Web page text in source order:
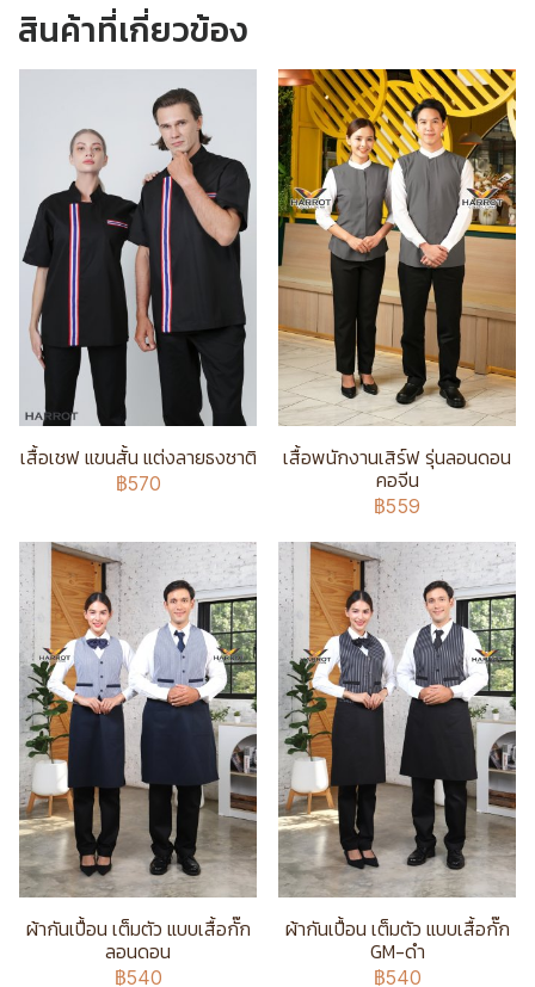
สินค้าที่เกี่ยวข้อง
เสื้อเชฟ แขนสั้น แต่งลายธงชาติ
฿570
เสื้อพนักงานเสิร์ฟ รุ่นลอนดอน
คอจีน
฿559
ผ้ากันเปื้อน เต็มตัว แบบเสื้อกั๊ก
ลอนดอน
฿540
ผ้ากันเปื้อน เต็มตัว แบบเสื้อกั๊ก
GM-ดำ
฿540